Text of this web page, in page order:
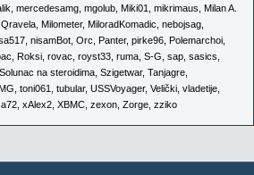
mercedesamg mgolub Miki01 mikrimaus Milan A.
Qravela Milometer, MiloradKomadic nebojsag
nisamBot Orc Panter, pirke96 Polemarchoi
Roksi rovac royst33 ruma S-G sap sasics
Solunac na steroidima Szigetwar, Tanjagre
toni061 tubular, USSVoyager, Velički vladetije
xAlex2 XBMC zexon Zorge zziko